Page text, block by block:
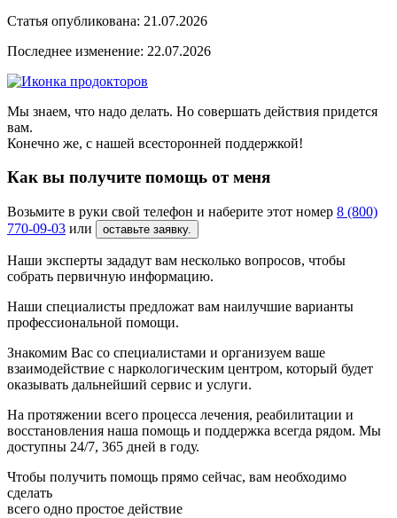
Статья опубликована: 21.07.2026
Последнее изменение: 22.07.2026
Мы знаем, что надо делать. Но совершать действия придется
вам.
Конечно же, с нашей всесторонней поддержкой!
Как вы получите помощь от меня
Возьмите в руки свой телефон и наберите этот номер 8 (800)
770-09-03 или оставьте заявку.
Наши эксперты зададут вам несколько вопросов, чтобы
собрать первичную информацию.
Наши специалисты предложат вам наилучшие варианты
профессиональной помощи.
Знакомим Вас со специалистами и организуем ваше
взаимодействие с наркологическим центром, который будет
оказывать дальнейший сервис и услуги.
На протяжении всего процесса лечения, реабилитации и
восстановления наша помощь и поддержка всегда рядом. Мы
доступны 24/7, 365 дней в году.
Чтобы получить помощь прямо сейчас, вам необходимо
сделать
всего одно простое действие